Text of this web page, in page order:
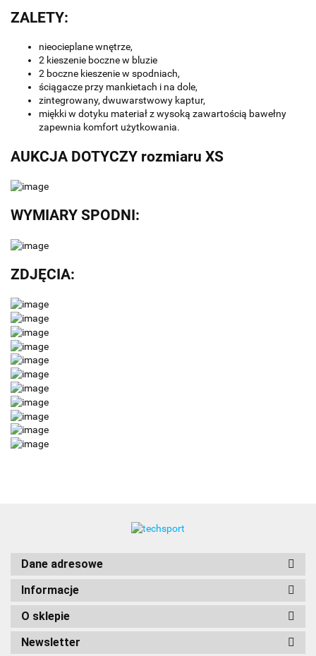
ZALETY:
nieocieplane wnętrze,
2 kieszenie boczne w bluzie
2 boczne kieszenie w spodniach,
ściągacze przy mankietach i na dole,
zintegrowany, dwuwarstwowy kaptur,
miękki w dotyku materiał z wysoką zawartością bawełny
zapewnia komfort użytkowania.
AUKCJA DOTYCZY rozmiaru XS
WYMIARY SPODNI:
ZDJĘCIA:
Dane adresowe
Informacje
O sklepie
Newsletter